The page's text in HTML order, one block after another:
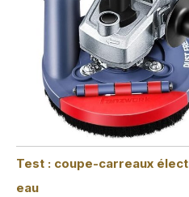
Test : coupe-carreaux
eau